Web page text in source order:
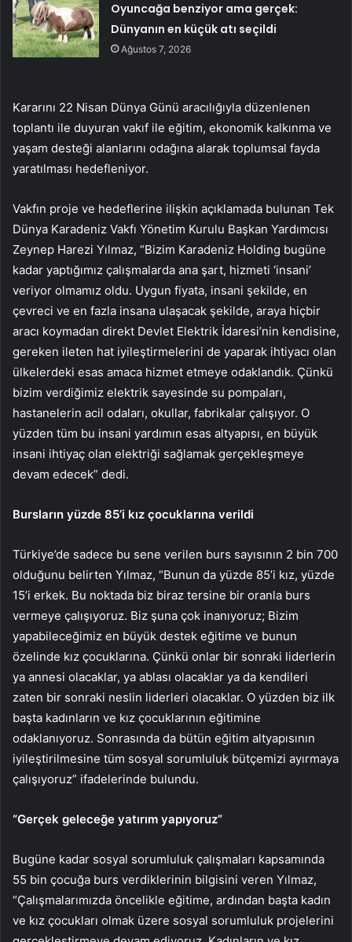
Oyuncağa benziyor ama gerçek:
Dünyanın en küçük atı seçildi
Ağustos 7, 2026
Kararını 22 Nisan Dünya Günü aracılığıyla düzenlenen
toplantı ile duyuran vakıf ile eğitim, ekonomik kalkınma ve
yaşam desteği alanlarını odağına alarak toplumsal fayda
yaratılması hedefleniyor.
Vakfın proje ve hedeflerine ilişkin açıklamada bulunan Tek
Dünya Karadeniz Vakfı Yönetim Kurulu Başkan Yardımcısı
Zeynep Harezi Yılmaz, “Bizim Karadeniz Holding bugüne
kadar yaptığımız çalışmalarda ana şart, hizmeti ‘insani’
veriyor olmamız oldu. Uygun fiyata, insani şekilde, en
çevreci ve en fazla insana ulaşacak şekilde, araya hiçbir
aracı koymadan direkt Devlet Elektrik İdaresi’nin kendisine,
gereken ileten hat iyileştirmelerini de yaparak ihtiyacı olan
ülkelerdeki esas amaca hizmet etmeye odaklandık. Çünkü
bizim verdiğimiz elektrik sayesinde su pompaları,
hastanelerin acil odaları, okullar, fabrikalar çalışıyor. O
yüzden tüm bu insani yardımın esas altyapısı, en büyük
insani ihtiyaç olan elektriği sağlamak gerçekleşmeye
devam edecek” dedi.
Bursların yüzde 85’i kız çocuklarına verildi
Türkiye’de sadece bu sene verilen burs sayısının 2 bin 700
olduğunu belirten Yılmaz, “Bunun da yüzde 85’i kız, yüzde
15’i erkek. Bu noktada biz biraz tersine bir oranla burs
vermeye çalışıyoruz. Biz şuna çok inanıyoruz; Bizim
yapabileceğimiz en büyük destek eğitime ve bunun
özelinde kız çocuklarına. Çünkü onlar bir sonraki liderlerin
ya annesi olacaklar, ya ablası olacaklar ya da kendileri
zaten bir sonraki neslin liderleri olacaklar. O yüzden biz ilk
başta kadınların ve kız çocuklarının eğitimine
odaklanıyoruz. Sonrasında da bütün eğitim altyapısının
iyileştirilmesine tüm sosyal sorumluluk bütçemizi ayırmaya
çalışıyoruz” ifadelerinde bulundu.
“Gerçek geleceğe yatırım yapıyoruz”
Bugüne kadar sosyal sorumluluk çalışmaları kapsamında
55 bin çocuğa burs verdiklerinin bilgisini veren Yılmaz,
“Çalışmalarımızda öncelikle eğitime, ardından başta kadın
ve kız çocukları olmak üzere sosyal sorumluluk projelerini